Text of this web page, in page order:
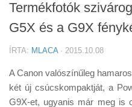
Cikkek
Tudástár
Tanácsok
Termékfotók
G5X és a G9X
ÍRTA: MLACA· 2015.10.08
A Canon valószínűleg
két új csúcskompaktját, a
G9X-et, ugyanis már meg is